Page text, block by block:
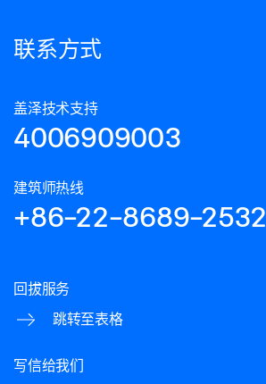
联系方式
盖泽技术支持
4006909003
建筑师热线
+86-22-8689-2532
回拔服务
跳转至表格
写信给我们